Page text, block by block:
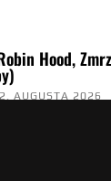
Hood,
2. AUGUSTA 2026